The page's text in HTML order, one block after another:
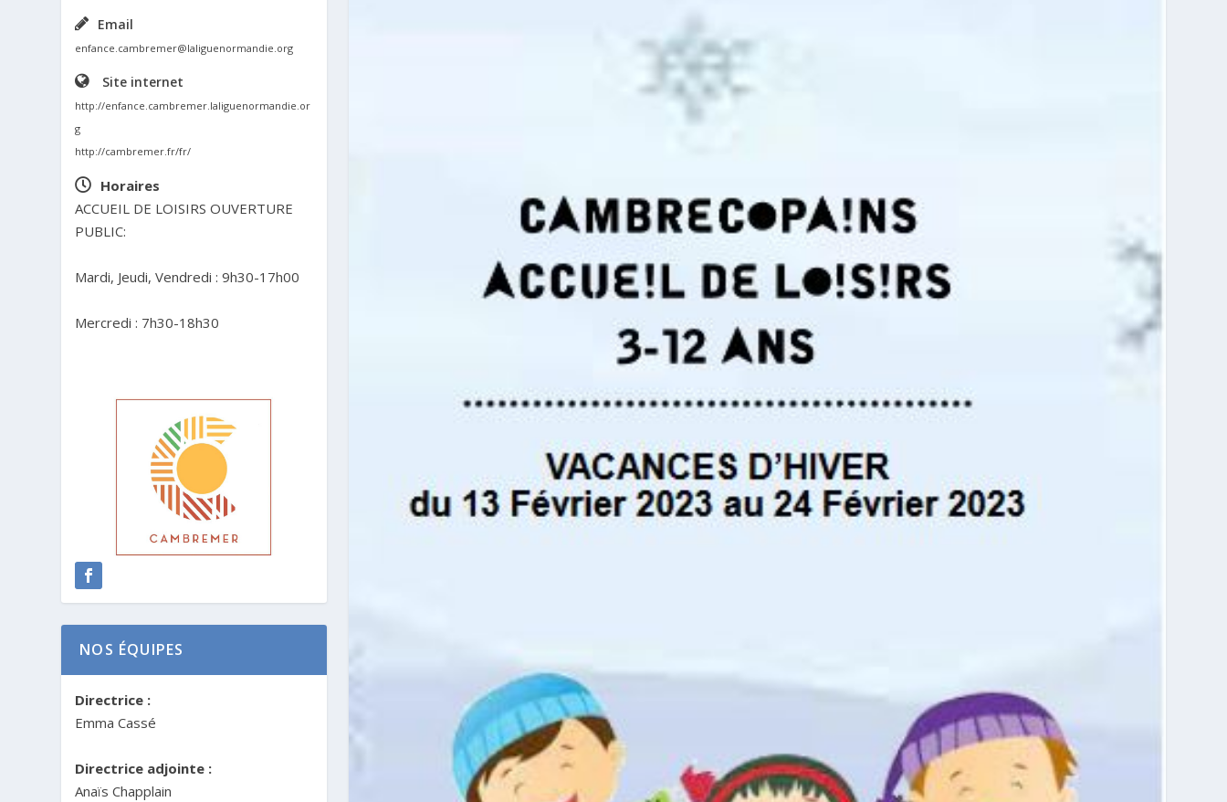
Email
enfance.cambremer@laliguenormandie.org
Site internet
http://enfance.cambremer.laliguenormandie.or
g
http://cambremer.fr/fr/
Horaires
ACCUEIL DE LOISIRS OUVERTURE
PUBLIC:
Mardi, Jeudi, Vendredi : 9h30-17h00
Mercredi : 7h30-18h30
NOS ÉQUIPES
Directrice :
Emma Cassé
Directrice adjointe :
Anaïs Chapplain